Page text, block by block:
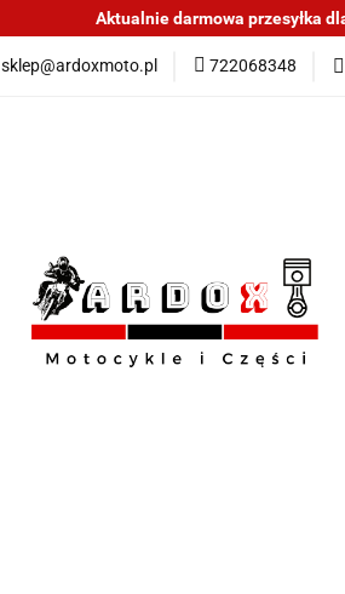
Aktualnie darmowa przesyłka
sklep@ardoxmoto.pl 722068348
Sklep części